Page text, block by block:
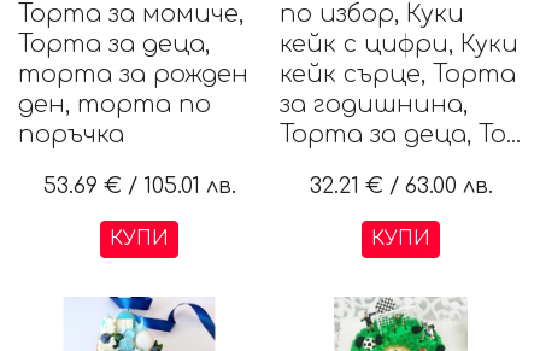
Торта за момиче,
Торта за деца,
торта за рожден
ден, торта по
поръчка
53.69 € / 105.01 лв.
КУПИ
по избор, Куки
кейк с цифри, Куки
кейк сърце, Торта
за годишнина,
Торта за деца, То...
32.21 € / 63.00 лв.
КУПИ